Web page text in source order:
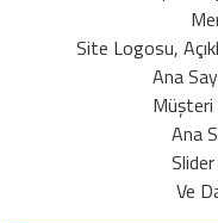
Site Logosu,
Ana
Müşteri
Ana
Ve